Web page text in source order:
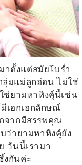
าตั้งแต่สมัยโบร่ำ
มแม่ลูกอ่อน ไม่ใช่
ช่ยามหาหิงคุ์นี้เช่น
เอกเอกลักษณ์
จากมีสรรพคุณ
ว่ายามหาหิงคุ์ยัง
วันนี้เรามา
งกันค่ะ